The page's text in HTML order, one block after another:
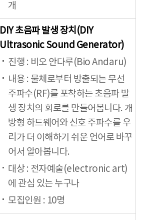
개
DIY 초음파 발생 장치(DIY
Ultrasonic Sound Generator)
진행 : 비오 안다루(Bio Andaru)
내용 : 물체로부터 방출되는 무선
주파수(RF)를 포착하는 초음파 발
생 장치의 회로를 만들어봅니다. 개
방형 하드웨어와 신호 주파수를 우
리가 더 이해하기 쉬운 언어로 바꾸
어서 알아봅니다.
대상 : 전자예술(electronic art)
에 관심 있는 누구나
모집인원 : 10명